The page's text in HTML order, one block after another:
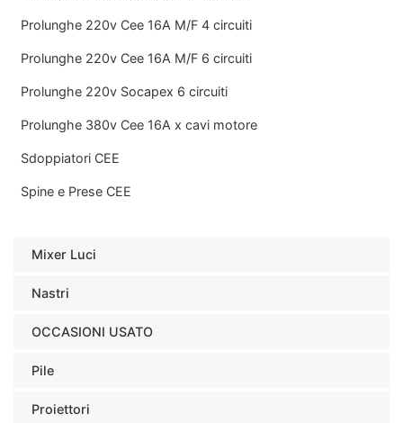
Prolunghe 220v Cee 16A M/F 4 circuiti
Prolunghe 220v Cee 16A M/F 6 circuiti
Prolunghe 220v Socapex 6 circuiti
Prolunghe 380v Cee 16A x cavi motore
Sdoppiatori CEE
Spine e Prese CEE
Mixer Luci
Nastri
OCCASIONI USATO
Pile
Proiettori